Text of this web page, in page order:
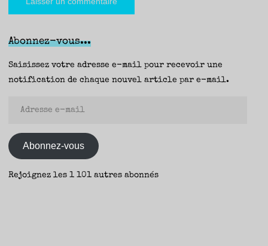
Abonnez-vous...
Saisissez votre adresse e-mail pour recevoir une
notification de chaque nouvel article par e-mail.
mail
Abonnez-vous
Rejoignez les 1 101 autres abonnés